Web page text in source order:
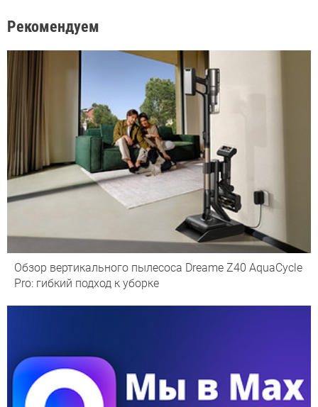
Рекомендуем
Обзор вертикального пылесоса Dreame Z40 AquaCycle
Pro: гибкий подход к уборке